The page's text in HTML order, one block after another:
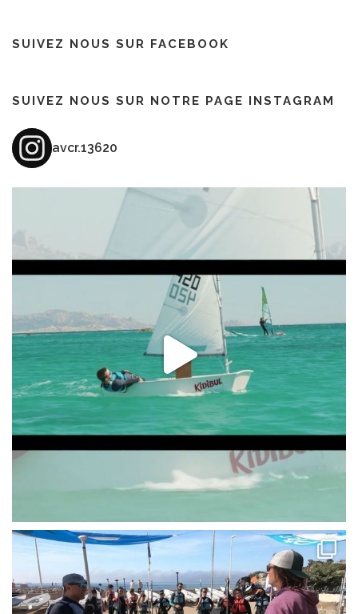
SUIVEZ NOUS SUR FACEBOOK
SUIVEZ NOUS SUR NOTRE PAGE INSTAGRAM
avcr.13620